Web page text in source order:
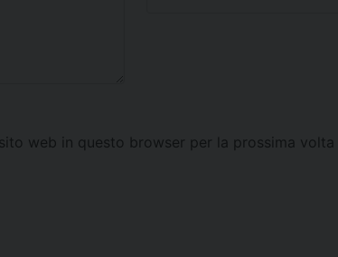
web in questo browser per la prossima volta